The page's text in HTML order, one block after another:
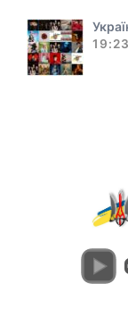
19:23